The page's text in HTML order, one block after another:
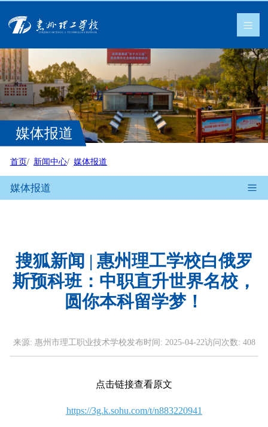
媒体报道
首页 新闻中心 媒体报道
媒体报道
搜狐新闻 | 惠州理工学校白俄罗
斯预科班：中职直升世界名校，
圆你本科留学梦！
来源: 惠州市理工职业技术学校发布时间: 2025-04-22访问次数: 408
点击链接查看原文
https://3g.k.sohu.com/t/n883220941